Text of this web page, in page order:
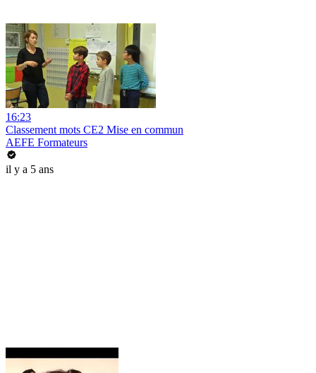
16:23
Classement mots CE2 Mise en commun
AEFE Formateurs
il y a 5 ans